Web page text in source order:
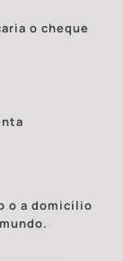
o cheque
o a domicilio